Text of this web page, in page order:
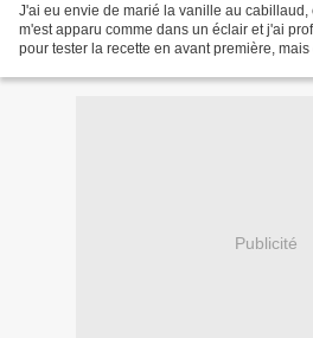
J'ai eu envie de marié la vanille au
m'est apparu comme dans un éclair et j'ai
pour tester la recette en avant première,
Publicité